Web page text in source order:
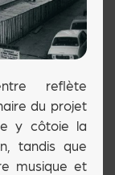
reflète
du projet
y côtoie la
tandis que
musique et